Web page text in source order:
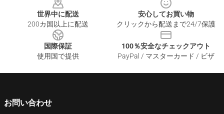
世界中に配送
200カ国以上に配送
安心してお買い物
クリックから配送まで24/7保護
国際保証
使用国で提供
100％安全なチェックアウト
PayPal / マスターカード / ビザ
お問い合わせ